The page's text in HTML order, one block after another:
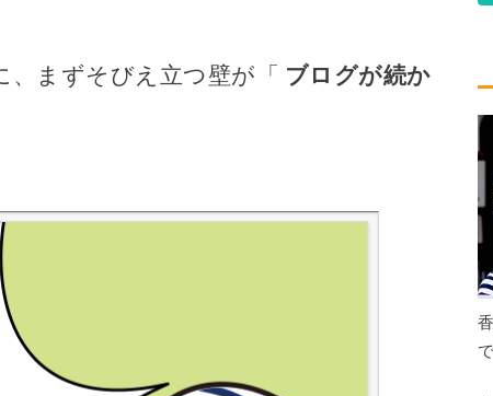
まずそびえ立つ壁が「
ブログが続か